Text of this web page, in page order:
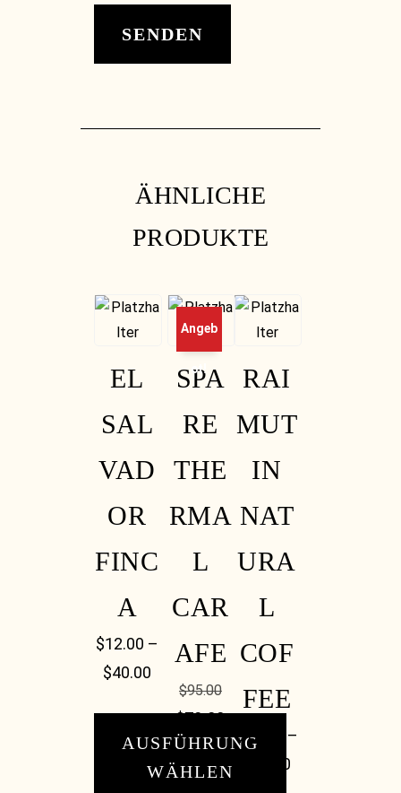
ÄHNLICHE
PRODUKTE
EL
SAL
VAD
OR
FINC
A
$12.00 –
$40.00
AUSFÜHRUNG
WÄHLEN
RAI
MUT
IN
NAT
URA
L
COF
FEE
$12.00
–
40.00
Angeb
ot!
SPA
RE
THE
RMA
L
CAR
AFE
$95.00
$79.00